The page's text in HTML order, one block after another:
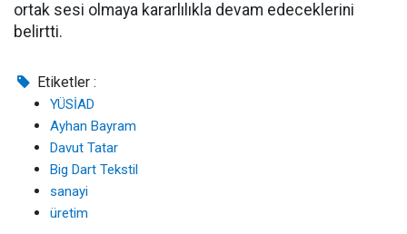
ortak sesi olmaya kararlılıkla devam edeceklerini
belirtti.
Etiketler :
YÜSİAD
Ayhan Bayram
Davut Tatar
Big Dart Tekstil
sanayi
üretim